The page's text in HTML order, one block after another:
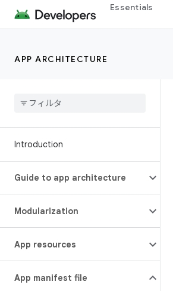
Essentials
APP ARCHITECTURE
Introduction
Guide to app architecture
Modularization
App resources
App manifest file